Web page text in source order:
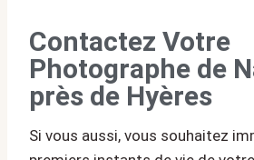
Contactez Votre
Photographe de
près de Hyères
Si vous aussi, vous souhaitez